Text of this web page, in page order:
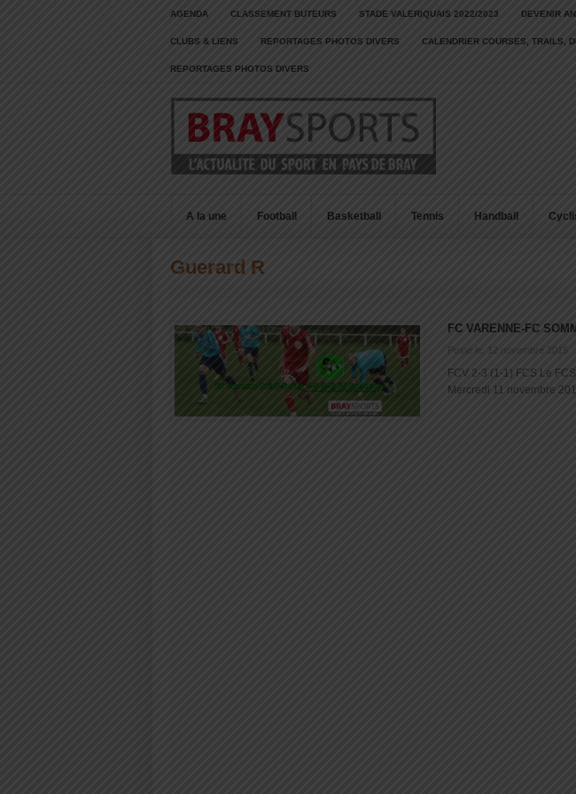
AGENDA CLASSEMENT BUTEURS STADE VALERIQUAIS 2022/2023 DEVENIR
CLUBS & LIENS REPORTAGES PHOTOS DIVERS CALENDRIER COURSES, TRAILS,
REPORTAGES PHOTOS DIVERS
A la une Football Basketball Tennis Handball
Guerard R
FC VARENNE-FC
Posté le: 12 novembre 2015
FCV 2-3 (1-1) FCS Le
Mercredi 11 novembre